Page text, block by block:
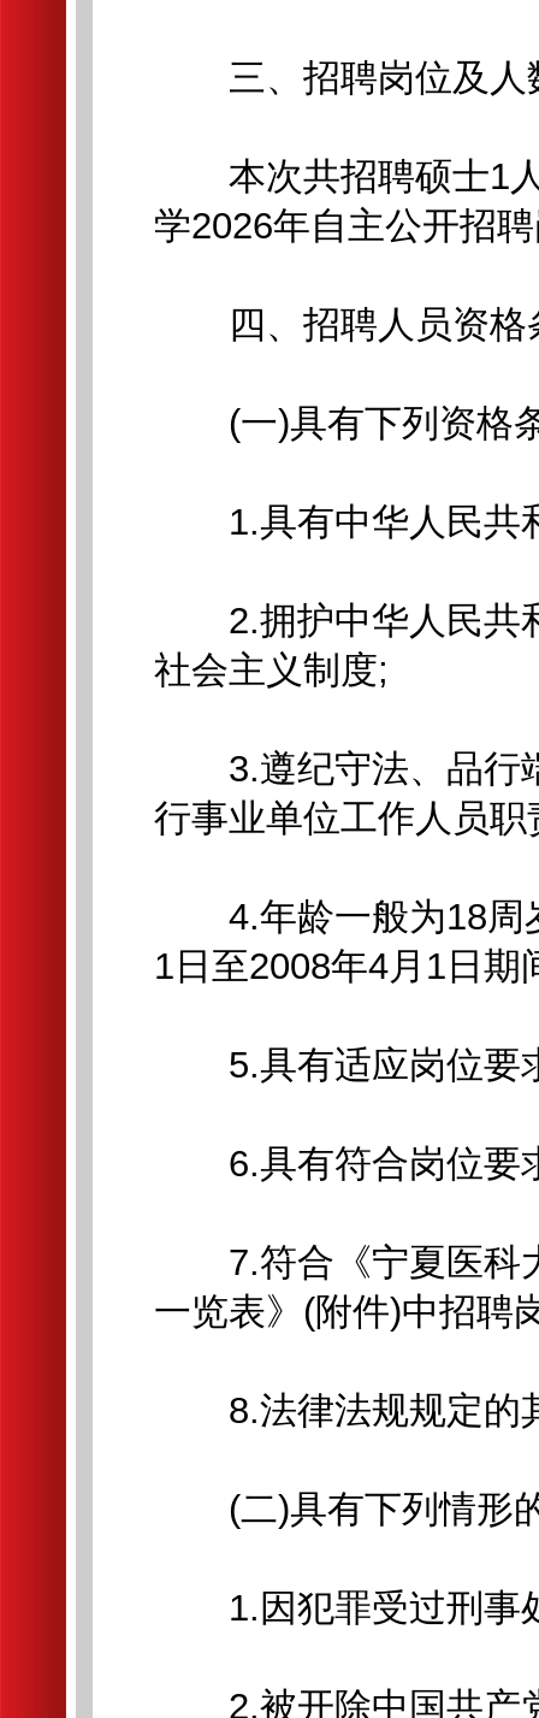
三、招聘岗位及人
本次共招聘硕士1人
学2026年自主公开招
四、招聘人员资格
(一)具有下列资格
1.具有中华人民共
2.拥护中华人民共
社会主义制度;
3.遵纪守法、品行
行事业单位工作人员职
4.年龄一般为18周
1日至2008年4月1日期
5.具有适应岗位要
6.具有符合岗位要
7.符合《宁夏医科
一览表》(附件)中招聘
8.法律法规规定的
(二)具有下列情形
1.因犯罪受过刑事
2.被开除中国共产